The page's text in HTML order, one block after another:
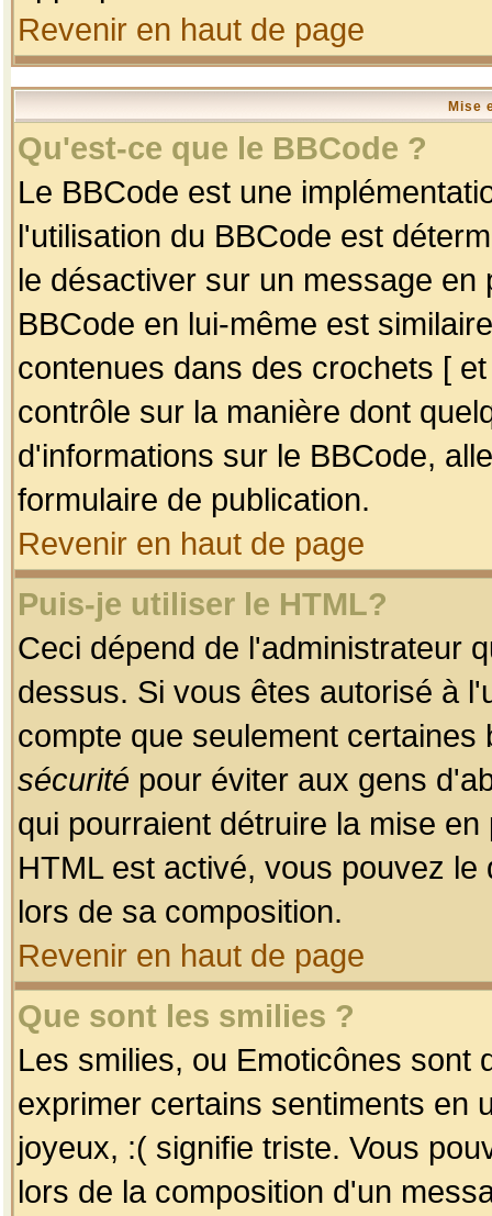
Revenir en haut de page
Mise
Qu'est-ce que le BBCode ?
Le BBCode est une
l'utilisation du BBCode est
le désactiver sur un message
BBCode en lui-même est
contenues dans des crochets [
contrôle sur la manière dont
d'informations sur le BBCode,
formulaire de publication.
Revenir en haut de page
Puis-je utiliser le HTML?
Ceci dépend de l'administrateur
dessus. Si vous êtes autorisé à
compte que seulement
sécurité pour éviter aux gens
qui pourraient détruire la mise
HTML est activé, vous pouvez
lors de sa composition.
Revenir en haut de page
Que sont les smilies ?
Les smilies, ou Emoticônes sont
exprimer certains sentiments en
joyeux, :( signifie triste. Vous
lors de la composition d'un